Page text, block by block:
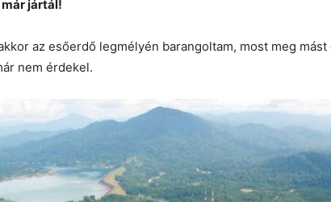
már jártál!
az esőerdő legmélyén barangoltam, most meg
nem érdekel.